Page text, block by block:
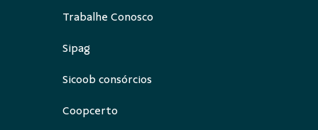
Trabalhe Conosco
Sipag
Sicoob consórcios
Coopcerto